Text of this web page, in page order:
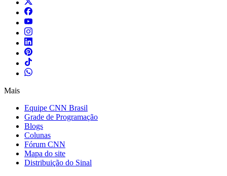
Mais
Equipe CNN Brasil
Grade de Programação
Blogs
Colunas
Fórum CNN
Mapa do site
Distribuição do Sinal